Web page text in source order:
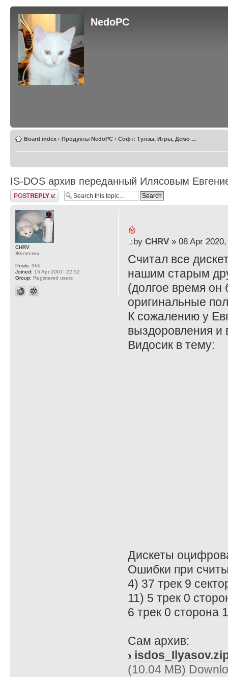
NedoPC
Board index ‹ Продукты NedoPC ‹ Софт: Тулзы, Игры, Демо ...
IS-DOS архив переданный Илясовым
Post a reply
by CHRV» 08 Apr 2020,
Считал все
нашим старым
(долгое время
оригинальные
К сожалению у
выздоровления и
Видосик в тему:
Дискеты
Ошибки при
4) 37 трек 9
11) 5 трек 0
6 трек 0 сторона
Сам архив:
(10.04 MB)
CHRV
Желесяка
Posts: 966
Joined: 15 Apr 2007, 22:52
Group: Registered users